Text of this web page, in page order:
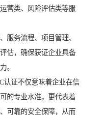
营类、风险评估类等服
服务流程、项目管理、
估，确保获证企业具备
。
认证不仅意味着企业在信
的专业水准，更代表着
可靠的安全保障，从而